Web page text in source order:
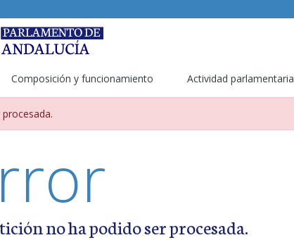
Composición y funcionamiento Actividad parlamentaria
no ha podido ser procesada.